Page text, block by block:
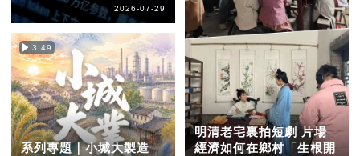
2026-07-29
3:49
系列專題｜小城大製造
明清老宅裏拍短劇 片場
經濟如何在鄉村「生根開